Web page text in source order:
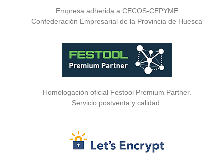
Empresa adherida a CECOS-CEPYME
Confederación Empresarial de la Provincia de Huesca
Homologación oficial Festool Premium Parther.
Servicio postventa y calidad.